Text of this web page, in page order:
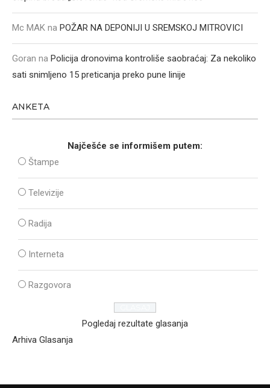
Mc MAK na POŽAR NA DEPONIJI U SREMSKOJ MITROVICI
Goran na Policija dronovima kontroliše saobraćaj: Za nekoliko
sati snimljeno 15 preticanja preko pune linije
ANKETA
Najčešće se informišem putem:
Štampe
Televizije
Radija
Interneta
Razgovora
Pogledaj rezultate glasanja
Arhiva Glasanja